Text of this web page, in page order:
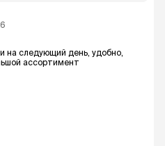
на следующий день, удобно,
ассортимент